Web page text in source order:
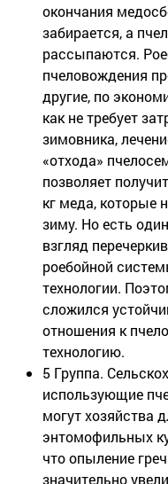
окончания
забирается, а
рассыпаются.
пчеловождения
другие, по
как не требует
зимовника,
«отхода»
позволяет
кг меда, которые
зиму. Но есть
взгляд
роебойной
технологии.
сложился
отношения к
технологию.
5 Группа.
использующие
могут хозяйства
энтомофильных
что опыление
значительно